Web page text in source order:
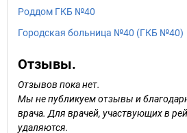
Роддом ГКБ №40
Городская больница №40 (ГКБ №40)
Отзывы.
Отзывов пока нет.
Мы не публикуем отзывы и
врача. Для врачей, участвующих в
удаляются.